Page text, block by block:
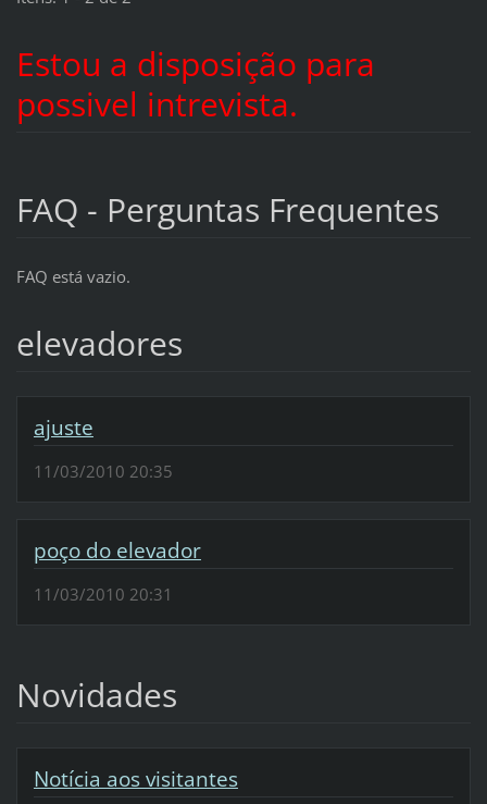
Estou a disposição para
possivel intrevista.
FAQ - Perguntas Frequentes
FAQ está vazio.
elevadores
ajuste
11/03/2010 20:35
poço do elevador
11/03/2010 20:31
Novidades
Notícia aos visitantes